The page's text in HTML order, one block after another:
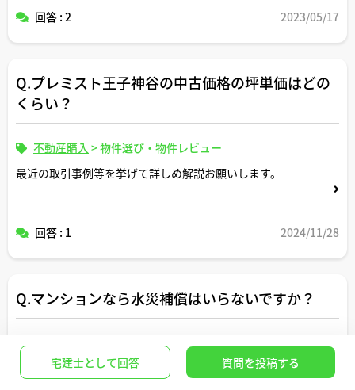
回答 : 2 2023/05/17
Q.プレミスト王子神谷の中古価格の坪単価はどの
くらい？
不動産購入 >物件選び・物件レビュー
最近の取引事例等を挙げて詳しめ解説お願いします。
回答 : 1 2024/11/28
Q.マンションなら水災補償はいらないですか？
不動産購入>購入後の生活・暮らしの知恵
火災保険加入するにあたりマンション住みなら水災補償は
いらないですか？
宅建士として回答 質問を投稿する